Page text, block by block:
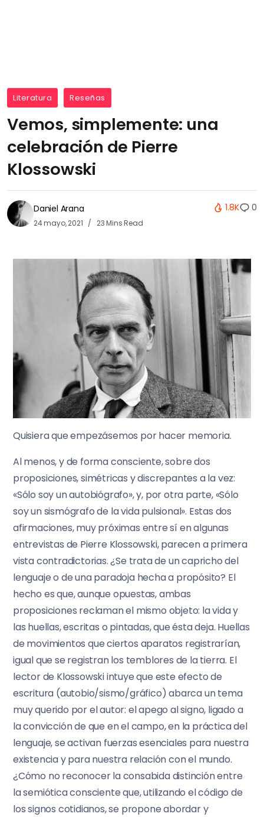
Literatura Reseñas
Vemos, simplemente: una
celebración de Pierre
Klossowski
Daniel Arana
24 mayo, 2021 23 Mins Read
1.8K 0
Quisiera que empezásemos por hacer memoria.
Al menos, y de forma consciente, sobre dos
proposiciones, simétricas y discrepantes a la vez:
«Sólo soy un autobiógrafo», y, por otra parte, «Sólo
soy un sismógrafo de la vida pulsional». Estas dos
afirmaciones, muy próximas entre sí en algunas
entrevistas de Pierre Klossowski, parecen a primera
vista contradictorias. ¿Se trata de un capricho del
lenguaje o de una paradoja hecha a propósito? El
hecho es que, aunque opuestas, ambas
proposiciones reclaman el mismo objeto: la vida y
las huellas, escritas o pintadas, que ésta deja. Huellas
de movimientos que ciertos aparatos registrarían,
igual que se registran los temblores de la tierra. El
lector de Klossowski intuye que este efecto de
escritura (autobio/sismo/gráfico) abarca un tema
muy querido por el autor: el apego al signo, ligado a
la convicción de que en el campo, en la práctica del
lenguaje, se activan fuerzas esenciales para nuestra
existencia y para nuestra relación con el mundo.
¿Cómo no reconocer la consabida distinción entre
la semiótica consciente que, utilizando el código de
los signos cotidianos, se propone abordar y